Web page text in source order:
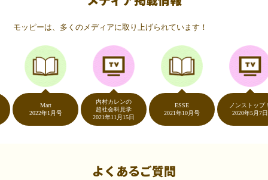
いつものネットショッピングが、モッピーでお得
（20代・女性）
友達に勧められてモッピーをはじめました。空いた時間にスマホで買
い物をすることが多いのですが、モッピーを経由するだけでショップ
のポイントとモッピーのポイントが二重で貯まることを知り、ビック
リ…！いつものネットショッピングをモッピーを経由するだけでポイ
ントが貯まるなんて…もっと早く教えてほしかった～！貯まったポイ
ントはギフト券に交換して、プチ贅沢を楽しんでます♪
（30代・男性）
モッピーは、多くのメディアに取り上げられています！
2022年1月号
内村カレンの
超社会科見学
2021年11月15日
2021年10月号
ノンストップ！
2020年5月7日
よくあるご質問